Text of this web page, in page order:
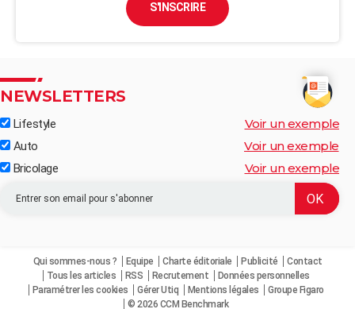
S'INSCRIRE
NEWSLETTERS
Lifestyle Voir un exemple
Auto Voir un exemple
Bricolage Voir un exemple
Qui sommes-nous ? Equipe Charte éditoriale Publicité
Contact
Tous les articles
RSS Recrutement
Données personnelles
Paramétrer les cookies
Gérer Utiq Mentions légales
Groupe Figaro
© 2026 CCM Benchmark